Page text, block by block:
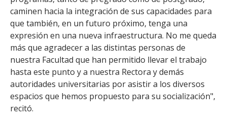
caminen hacia la integración de sus capacidades para
que también, en un futuro próximo, tenga una
expresión en una nueva infraestructura. No me queda
más que agradecer a las distintas personas de
nuestra Facultad que han permitido llevar el trabajo
hasta este punto y a nuestra Rectora y demás
autoridades universitarias por asistir a los diversos
espacios que hemos propuesto para su socialización",
recitó.